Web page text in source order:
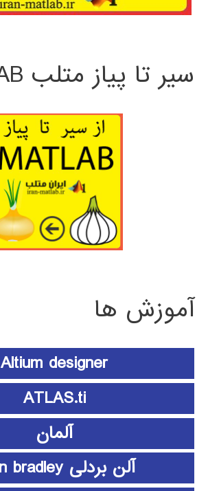
سیر تا پیاز متلب MATLAB
آموزش ها
Altium designer
ATLAS.ti
آلمان
آلن بردلی Allen bradley